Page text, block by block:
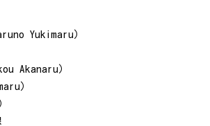
Yukimaru）
Akanaru）
）